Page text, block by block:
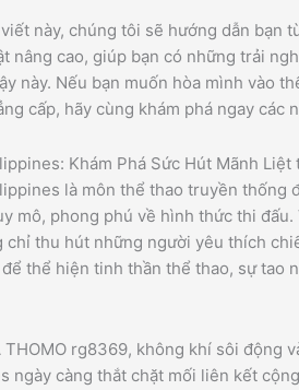
này, chúng tôi sẽ hướng dẫn bạn
nâng cao, giúp bạn có những trải
này. Nếu bạn muốn hòa mình vào
cấp, hãy cùng khám phá ngay các
Khám Phá Sức Hút Mãnh
là môn thể thao truyền thống
mô, phong phú về hình thức thi
chỉ thu hút những người yêu thích
thể hiện tinh thần thể thao, sự tao
THOMO rg8369, không khí sôi động
ngày càng thắt chặt mối liên kết